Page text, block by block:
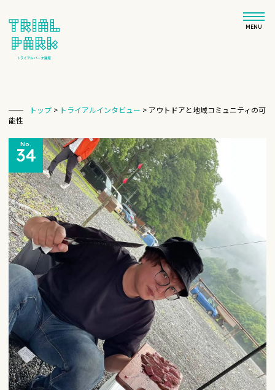
MENU
トップ > トライアルインタビュー > アウトドアと地域コミュニティの可
能性
No.
34